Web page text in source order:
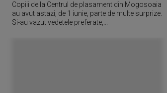
Copiii de la Centrul de plasament din Mogosoaia
au avut astazi, de 1 iunie, parte de multe surprize.
Si-au vazut vedetele preferate,...